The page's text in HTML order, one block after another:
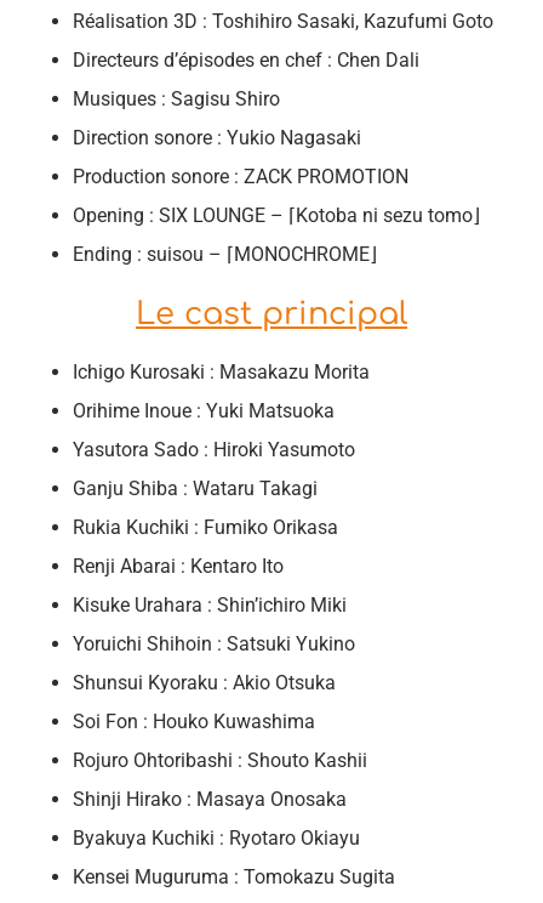
Réalisation 3D : Toshihiro Sasaki, Kazufumi Goto
Directeurs d’épisodes en chef : Chen Dali
Musiques : Sagisu Shiro
Direction sonore : Yukio Nagasaki
Production sonore : ZACK PROMOTION
Opening : SIX LOUNGE – ⌈Kotoba ni sezu tomo⌋
Ending : suisou – ⌈MONOCHROME⌋
Le cast principal
Ichigo Kurosaki : Masakazu Morita
Orihime Inoue : Yuki Matsuoka
Yasutora Sado : Hiroki Yasumoto
Ganju Shiba : Wataru Takagi
Rukia Kuchiki : Fumiko Orikasa
Renji Abarai : Kentaro Ito
Kisuke Urahara : Shin’ichiro Miki
Yoruichi Shihoin : Satsuki Yukino
Shunsui Kyoraku : Akio Otsuka
Soi Fon : Houko Kuwashima
Rojuro Ohtoribashi : Shouto Kashii
Shinji Hirako : Masaya Onosaka
Byakuya Kuchiki : Ryotaro Okiayu
Kensei Muguruma : Tomokazu Sugita